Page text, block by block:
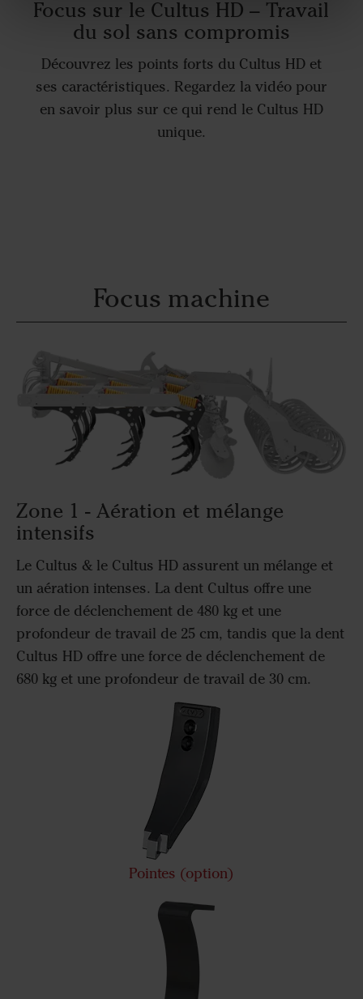
Focus sur le Cultus HD – Travail
du sol sans compromis
Découvrez les points forts du Cultus HD et
ses caractéristiques. Regardez la vidéo pour
en savoir plus sur ce qui rend le Cultus HD
unique.
Focus machine
Zone 1 - Aération et mélange
intensifs
Le Cultus & le Cultus HD assurent un mélange et
un aération intenses. La dent Cultus offre une
force de déclenchement de 480 kg et une
profondeur de travail de 25 cm, tandis que la dent
Cultus HD offre une force de déclenchement de
680 kg et une profondeur de travail de 30 cm.
Pointes (option)